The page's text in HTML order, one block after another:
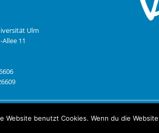
Ulm
11
Website benutzt Cookies. Wenn du die